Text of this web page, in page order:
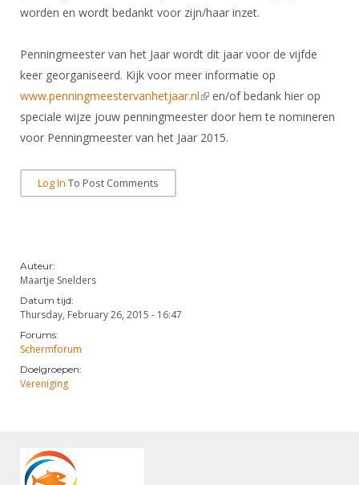
Promotie en logo
Geschiedenis van het schermen
worden en wordt bedankt voor zijn/haar inzet.
Penningmeester van het Jaar wordt dit jaar voor de vijfde
keer georganiseerd. Kijk voor meer informatie op
www.penningmeestervanhetjaar.nl(link is external)
en/of bedank hier op
speciale wijze jouw penningmeester door hem te nomineren
voor Penningmeester van het Jaar 2015.
Log In To Post Comments
Auteur:
Maartje Snelders
Datum tijd:
Thursday, February 26, 2015 - 16:47
Forums:
Schermforum
Doelgroepen:
Vereniging